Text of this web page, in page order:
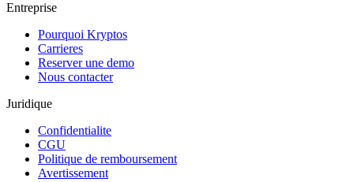
Entreprise
Pourquoi Kryptos
Carrieres
Reserver une demo
Nous contacter
Juridique
Confidentialite
CGU
Politique de remboursement
Avertissement